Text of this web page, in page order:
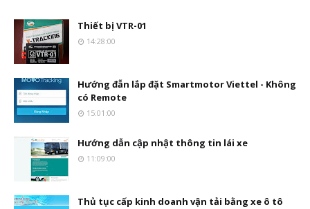
Thiết bị VTR-01
14:28:00
Hướng đẫn lắp đặt Smartmotor Viettel - Không
có Remote
15:01:00
Hướng dẫn cập nhật thông tin lái xe
11:09:00
Thủ tục cấp kinh doanh vận tải bằng xe ô tô